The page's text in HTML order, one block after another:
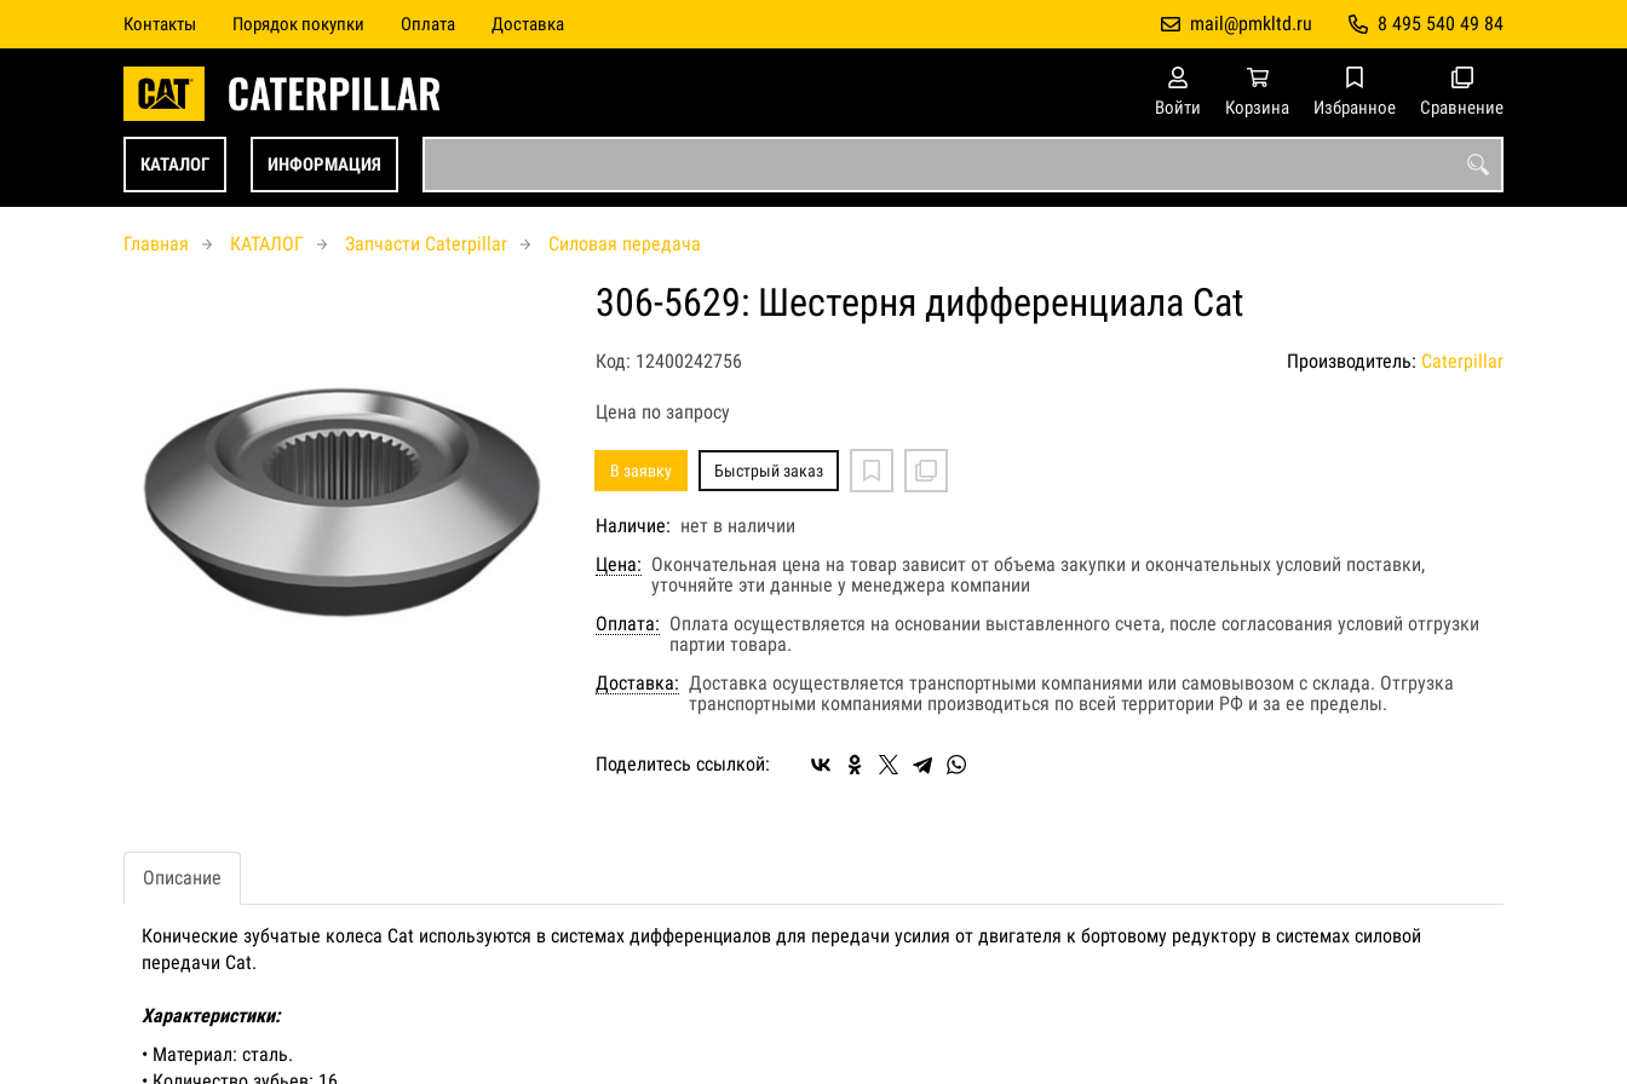
Контакты Порядок покупки Оплата Доставка 8 495 540 49 84
mail@pmkltd.ru
Войти Корзина Избранное Сравнение
КАТАЛОГ ИНФОРМАЦИЯ
Главная КАТАЛОГ Запчасти Caterpillar Силовая передача
306-5629: Шестерня дифференциала Cat
Код: 12400242756 Производитель: Caterpillar
Цена по запросу
В заявку Быстрый заказ
Наличие: нет в наличии
Цена: Окончательная цена на товар зависит от объема закупки и окончательных условий поставки,
уточняйте эти данные у менеджера компании
Оплата: Оплата осуществляется на основании выставленного счета, после согласования условий отгрузки
партии товара.
Доставка: Доставка осуществляется транспортными компаниями или самовывозом с склада. Отгрузка
транспортными компаниями производиться по всей территории РФ и за ее пределы.
Поделитесь ссылкой:
Описание
Конические зубчатые колеса Cat используются в системах дифференциалов для передачи усилия от двигателя к бортовому редуктору в системах силовой
передачи Cat.
Характеристики:
• Материал: сталь.